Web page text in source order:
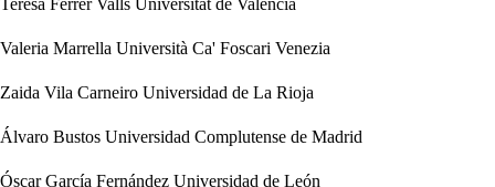
Teresa Ferrer Valls Universitat de València
Valeria Marrella Università Ca' Foscari Venezia
Zaida Vila Carneiro Universidad de La Rioja
Álvaro Bustos Universidad Complutense de Madrid
Óscar García Fernández Universidad de León